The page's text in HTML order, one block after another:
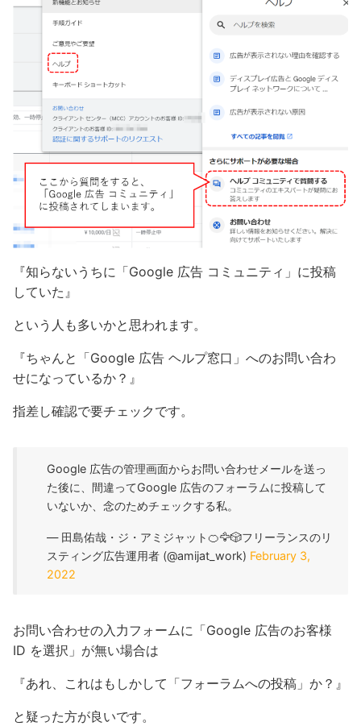
『知らないうちに「Google 広告 コミュニティ」に投稿
していた』
という人も多いかと思われます。
『ちゃんと「Google 広告 ヘルプ窓口」へのお問い合わ
せになっているか？』
指差し確認で要チェックです。
Google 広告の管理画面からお問い合わせメールを送っ
た後に、間違ってGoogle 広告のフォーラムに投稿して
いないか、念のためチェックする私。
— 田島佑哉・ジ・アミジャット🍊🦅🎲フリーランスのリ
スティング広告運用者 (@amijat_work) February 3,
2022
お問い合わせの入力フォームに「Google 広告のお客様
ID を選択」が無い場合は
『あれ、これはもしかして「フォーラムへの投稿」か？』
と疑った方が良いです。